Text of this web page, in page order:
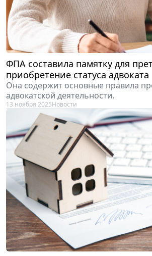
ФПА составила памятку для
приобретение статуса адвоката
Она содержит основные правила
адвокатской деятельности.
13 ноября 2025Новости